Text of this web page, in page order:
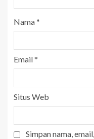
Nama*
Email*
Situs Web
Simpan nama,